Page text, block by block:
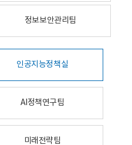
정보보안관리팀
인공지능정책실
AI정책연구팀
미래전략팀